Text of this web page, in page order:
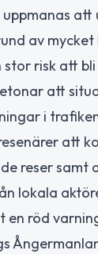
av mycket
risk att
att
i
att
reser samt
lokala
en röd